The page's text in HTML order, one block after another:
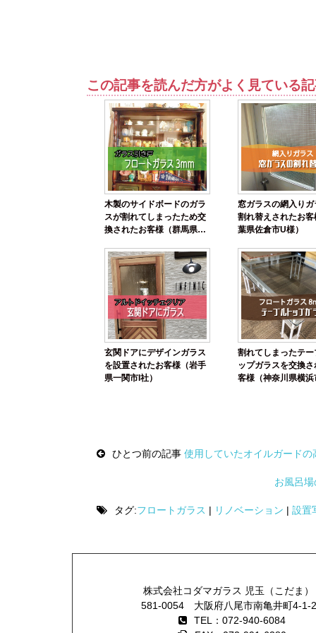
この記事を読んだ方がよく見ている
木製のサイドボードのガラ
スが割れてしまったため交
換されたお客様（群馬県前
窓ガラスの網入りガ
割れ替えされたお客
葉県佐倉市U様）
玄関ドアにデザインガラス
を設置されたお客様（岩手
県一関市I社）
割れてしまったテー
ップガラスを交換
客様（神奈川県横浜
navigationひとつ前の記事 使用していたオイルガード
お風呂
タグ:フロートガラス | リノベーション |設置
株式会社コダマガラス 児玉（こだま）
581-0054 大阪府八尾市南亀井町4-1-2
TEL：072-940-6084